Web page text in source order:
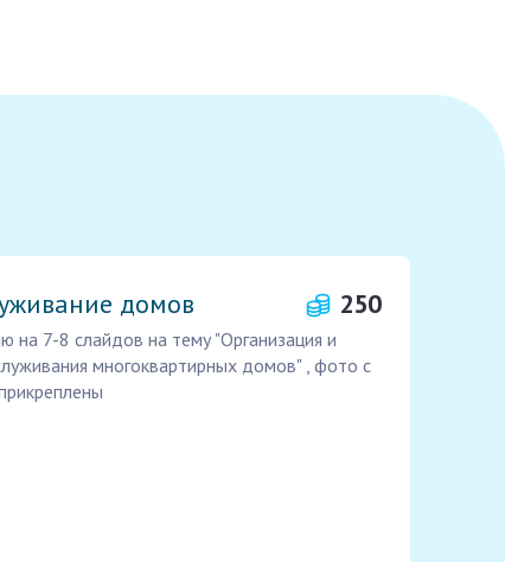
домов 250
на 7-8 слайдов на тему "Организация и
многоквартирных домов" , фото с